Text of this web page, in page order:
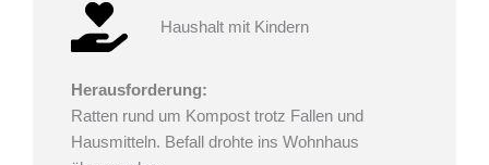
Haushalt mit Kindern
Herausforderung:
Ratten rund um Kompost trotz Fallen und
Hausmitteln. Befall drohte ins Wohnhaus